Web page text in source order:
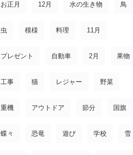
お正月 12月 水の生き物 鳥
虫 模様 料理 11月
プレゼント 自動車 2月 果物
工事 猫 レジャー 野菜
重機 アウトドア 節分 国旗
蝶々 恐竜 遊び 学校 雪